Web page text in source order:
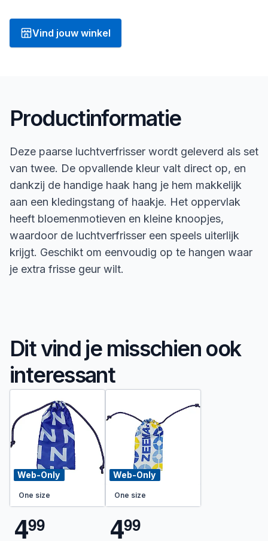
Vind jouw winkel
Productinformatie
Deze paarse luchtverfrisser wordt geleverd als set
van twee. De opvallende kleur valt direct op, en
dankzij de handige haak hang je hem makkelijk
aan een kledingstang of haakje. Het oppervlak
heeft bloemenmotieven en kleine knoopjes,
waardoor de luchtverfrisser een speels uiterlijk
krijgt. Geschikt om eenvoudig op te hangen waar
je extra frisse geur wilt.
Dit vind je misschien ook
interessant
Web-Only
One size
499
Web-Only
One size
499